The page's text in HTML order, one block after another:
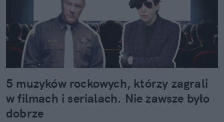
5 muzyków rockowych, którzy zagrali
w filmach i serialach. Nie zawsze było
dobrze